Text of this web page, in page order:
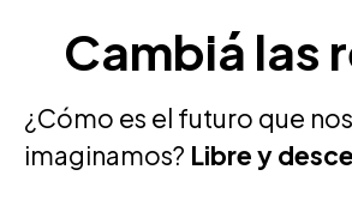
Cambiá las
¿Cómo es el futuro que nos
imaginamos? Libre y